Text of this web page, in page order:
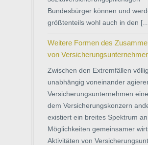
Bundesbürger können und
größtenteils wohl auch in den
Weitere Formen des
von
Zwischen den Extremfällen völlig
unabhängig voneinander
Versicherungsunternehmen
dem Versicherungskonzern
existiert ein breites Spektrum an
Möglichkeiten gemeinsamer
Aktivitäten von